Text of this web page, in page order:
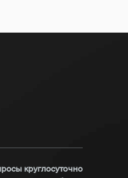
круглосуточно